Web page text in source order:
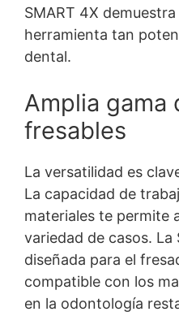
SMART 4X
herramienta tan
dental.
Amplia gama
fresables
La versatilidad es
La capacidad de
materiales te permite
variedad de casos. La
diseñada para el
compatible con los
en la odontología